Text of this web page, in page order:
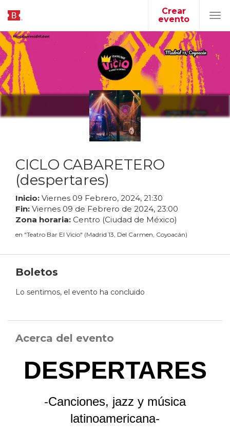
Crear
evento
CICLO CABARETERO
(despertares)
Inicio: Viernes 09 Febrero, 2024, 21:30
Fin: Viernes 09 de Febrero de 2024, 23:00
Zona horaria: Centro (Ciudad de México)
en "Teatro Bar El Vicio" (Madrid 13, Del Carmen, Coyoacán)
Boletos
Lo sentimos, el evento ha concluido
Acerca del evento
DESPERTARES
-Canciones, jazz y música
latinoamericana-